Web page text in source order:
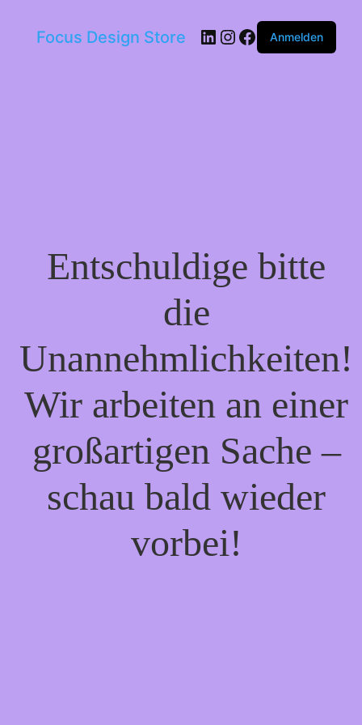
Focus Design Store LinkedIn
Instagram
Facebook
Anmelden
Entschuldige bitte
die
Unannehmlichkeiten!
Wir arbeiten an einer
großartigen Sache –
schau bald wieder
vorbei!